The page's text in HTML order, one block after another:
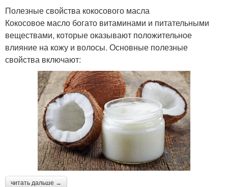
Полезные свойства кокосового масла
Кокосовое масло богато витаминами и питательными
веществами, которые оказывают положительное
влияние на кожу и волосы. Основные полезные
свойства включают:
читать дальше →